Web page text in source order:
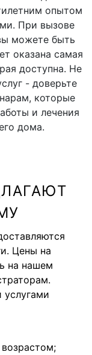
опытом
При вызове
можете быть
оказана самая
доступна. Не
- доверьте
которые
и лечения
дома.
Цены на
на нашем
услугами